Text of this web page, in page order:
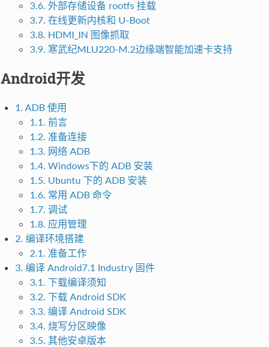
3.6. 外部存储设备 rootfs 挂载
3.7. 在线更新内核和 U-Boot
3.8. HDMI_IN 图像抓取
3.9. 寒武纪MLU220-M.2边缘端智能加速卡支持
Android开发
1. ADB 使用
1.1. 前言
1.2. 准备连接
1.3. 网络 ADB
1.4. Windows下的 ADB 安装
1.5. Ubuntu 下的 ADB 安装
1.6. 常用 ADB 命令
1.7. 调试
1.8. 应用管理
2. 编译环境搭建
2.1. 准备工作
3. 编译 Android7.1 Industry 固件
3.1. 下载编译须知
3.2. 下载 Android SDK
3.3. 编译 Android SDK
3.4. 烧写分区映像
3.5. 其他安卓版本